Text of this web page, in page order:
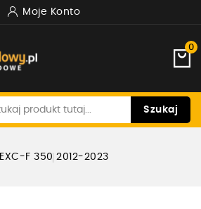
Moje Konto
0
Szukaj
EXC-F 350 2012-2023